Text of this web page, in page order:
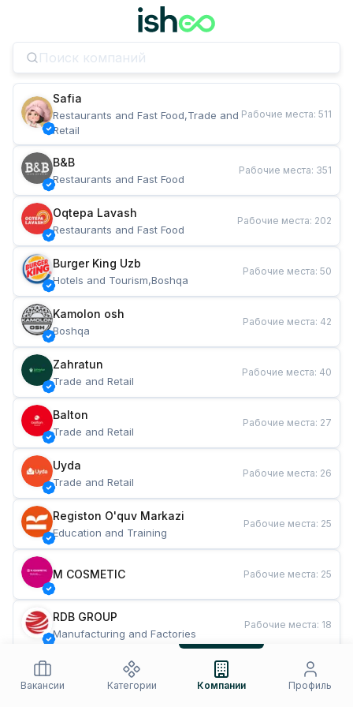
Safia
Restaurants and Fast Food,Trade and
Retail
Рабочие места: 511
B&B
Restaurants and Fast Food
Рабочие места: 351
Oqtepa Lavash
Restaurants and Fast Food
Рабочие места: 202
Burger King Uzb
Hotels and Tourism,Boshqa
Рабочие места: 50
Kamolon osh
Boshqa
Рабочие места: 42
Zahratun
Trade and Retail
Рабочие места: 40
Balton
Trade and Retail
Рабочие места: 27
Uyda
Trade and Retail
Рабочие места: 26
Registon O'quv Markazi
Education and Training
Рабочие места: 25
M COSMETIC Рабочие места: 25
RDB GROUP
Manufacturing and Factories
Рабочие места: 18
Restaurants and Fast Food
Рабочие места
Вакансии
Категории Компании Профиль